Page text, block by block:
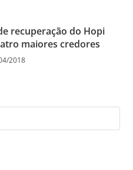
recuperação do Hopi
maiores credores
2018